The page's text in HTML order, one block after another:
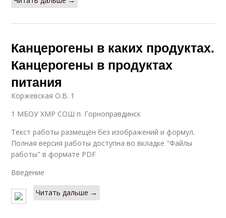
Канцерогены в каких продуктах.
Канцерогены в продуктах
питания
Коржевская О.В. 1
1 МБОУ ХМР СОШ п. Горноправдинск
Текст работы размещён без изображений и формул.
Полная версия работы доступна во вкладке "Файлы
работы" в формате PDF
Введение
Читать дальше →